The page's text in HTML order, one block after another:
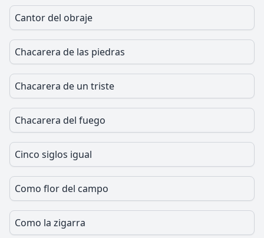
Cantor del obraje
Chacarera de las piedras
Chacarera de un triste
Chacarera del fuego
Cinco siglos igual
Como flor del campo
Como la zigarra